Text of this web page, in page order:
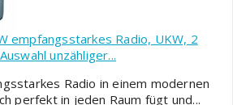
empfangsstarkes Radio, UKW, 2
unzähliger...
Radio in einem modernen
perfekt in jeden Raum fügt und...